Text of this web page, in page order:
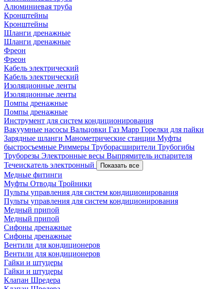
Алюминиевая труба
Кронштейны
Кронштейны
Шланги дренажные
Шланги дренажные
Фреон
Фреон
Кабель электрический
Кабель электрический
Изоляционные ленты
Изоляционные ленты
Помпы дренажные
Помпы дренажные
Инструмент для систем кондиционирования
Вакуумные насосы Вальцовки Газ Mapp Горелки для пайки
Зарядные шланги Манометрические станции Муфты
быстросъемные Риммеры Труборасширители Трубогибы
Труборезы Электронные весы Выпрямитель испарителя
Течеискатель электронный
Показать все
Медные фитинги
Муфты Отводы Тройники
Пульты управления для систем кондиционирования
Пульты управления для систем кондиционирования
Медный припой
Медный припой
Сифоны дренажные
Сифоны дренажные
Вентили для кондиционеров
Вентили для кондиционеров
Гайки и штуцеры
Гайки и штуцеры
Клапан Шредера